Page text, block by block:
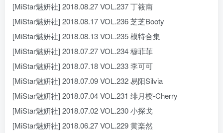
[MiStar魅妍社] 2018.08.27 VOL.237 丁筱南
[MiStar魅妍社] 2018.08.17 VOL.236 芝芝Booty
[MiStar魅妍社] 2018.08.13 VOL.235 模特合集
[MiStar魅妍社] 2018.07.27 VOL.234 穆菲菲
[MiStar魅妍社] 2018.07.18 VOL.233 李可可
[MiStar魅妍社] 2018.07.09 VOL.232 易阳Silvia
[MiStar魅妍社] 2018.07.04 VOL.231 绯月樱-Cherry
[MiStar魅妍社] 2018.07.02 VOL.230 小探戈
[MiStar魅妍社] 2018.06.27 VOL.229 黄楽然